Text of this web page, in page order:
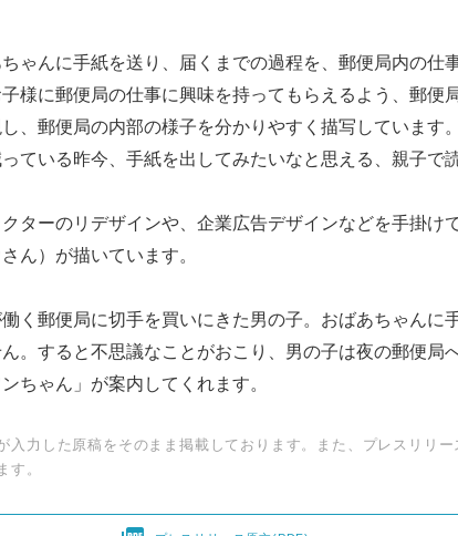
ゃんに手紙を送り、届くまでの過程を、郵便局内の仕
様に郵便局の仕事に興味を持ってもらえるよう、郵便
、郵便局の内部の様子を分かりやすく描写しています
ている昨今、手紙を出してみたいなと思える、親子で
ターのリデザインや、企業広告デザインなどを手掛け
ん）が描いています。
働く郵便局に切手を買いにきた男の子。おばあちゃんに
。すると不思議なことがおこり、男の子は夜の郵便局
ちゃん」が案内してくれます。
入力した原稿をそのまま掲載しております。また、プレスリリ
す。